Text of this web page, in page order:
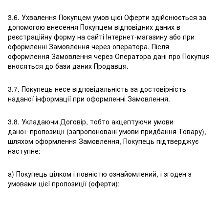
3.6. Ухвалення Покупцем умов цієї Оферти здійснюється за
допомогою внесення Покупцем відповідних даних в
реєстраційну форму на сайті Інтернет-магазину або при
оформленні Замовлення через оператора. Після
оформлення Замовлення через Оператора дані про Покупця
вносяться до бази даних Продавця.
3.7. Покупець несе відповідальність за достовірність
наданої інформації при оформленні Замовлення.
3.8. Укладаючи Договір, тобто акцептуючи умови
даної пропозиції (запропоновані умови придбання Товару),
шляхом оформлення Замовлення, Покупець підтверджує
наступне:
а) Покупець цілком і повністю ознайомлений, і згоден з
умовами цієї пропозиції (оферти);